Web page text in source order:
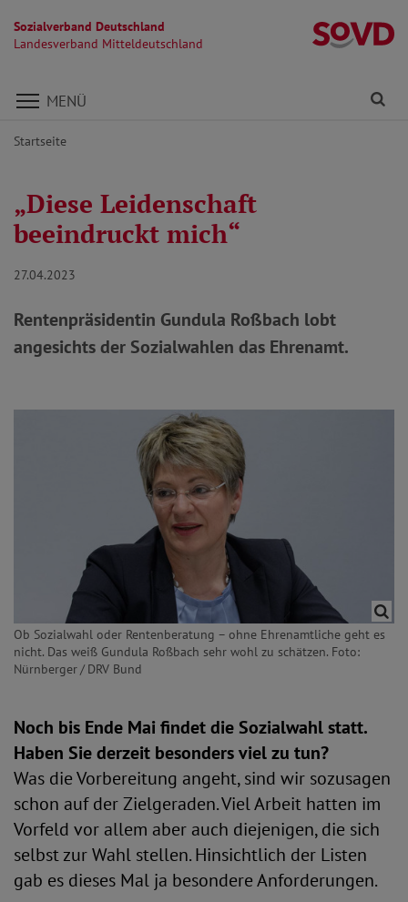
Sozialverband Deutschland
Landesverband Mitteldeutschland
Direkt zu den Inhalten springen
MENÜ
Startseite
„Diese Leidenschaft
beeindruckt mich“
27.04.2023
Rentenpräsidentin Gundula Roßbach lobt
angesichts der Sozialwahlen das Ehrenamt.
Ob Sozialwahl oder Rentenberatung – ohne Ehrenamtliche geht es
nicht. Das weiß Gundula Roßbach sehr wohl zu schätzen. Foto:
Nürnberger / DRV Bund
Noch bis Ende Mai findet die Sozialwahl statt.
Haben Sie derzeit besonders viel zu tun?
Was die Vorbereitung angeht, sind wir sozusagen
schon auf der Zielgeraden. Viel Arbeit hatten im
Vorfeld vor allem aber auch diejenigen, die sich
selbst zur Wahl stellen. Hinsichtlich der Listen
gab es dieses Mal ja besondere Anforderungen.